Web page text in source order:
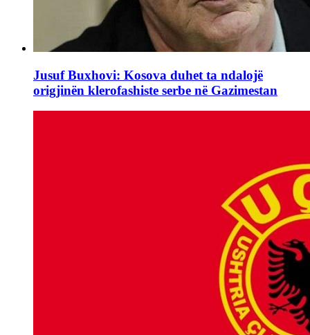
Jusuf Buxhovi: Kosova duhet ta ndalojë
origjinën klerofashiste serbe në Gazimestan